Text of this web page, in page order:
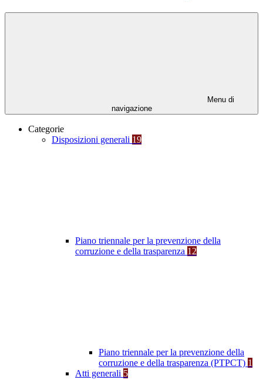
Menu di
navigazione
Categorie
Disposizioni generali 19
Piano triennale per la prevenzione della
corruzione e della trasparenza 12
Piano triennale per la prevenzione della
corruzione e della trasparenza (PTPCT) 1
Atti generali 5